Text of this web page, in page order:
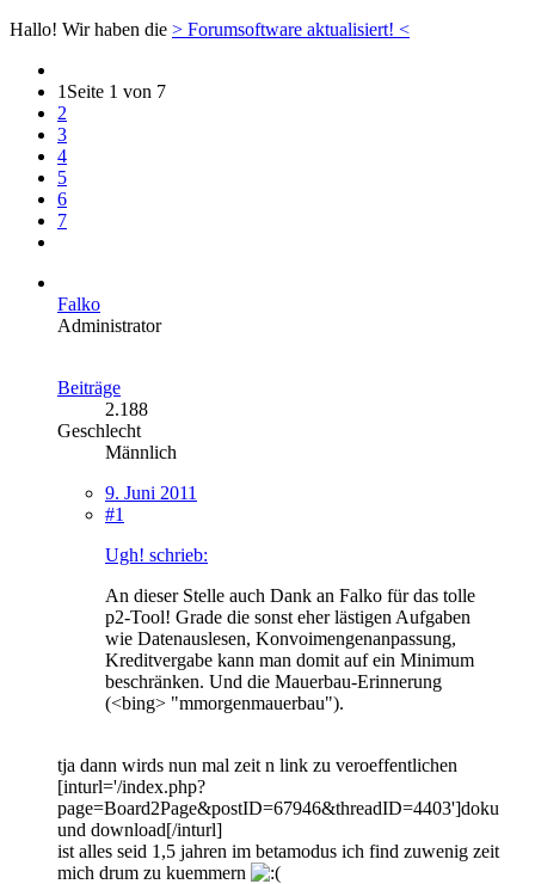
Hallo! Wir haben die > Forumsoftware aktualisiert! <
1 Seite 1 von 7
2
3
4
5
6
7
Falko
Administrator
Beiträge
2.188
Geschlecht
Männlich
9. Juni 2011
#1
Ugh! schrieb:
An dieser Stelle auch Dank an Falko für das tolle
p2-Tool! Grade die sonst eher lästigen Aufgaben
wie Datenauslesen, Konvoimengenanpassung,
Kreditvergabe kann man domit auf ein Minimum
beschränken. Und die Mauerbau-Erinnerung
(<bing> "mmorgenmauerbau").
tja dann wirds nun mal zeit n link zu veroeffentlichen
[inturl='/index.php?
page=Board2Page&postID=67946&threadID=4403']doku
und download[/inturl]
ist alles seid 1,5 jahren im betamodus ich find zuwenig zeit
mich drum zu kuemmern